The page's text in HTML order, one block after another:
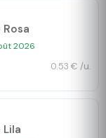
2026
0.53 € /u.